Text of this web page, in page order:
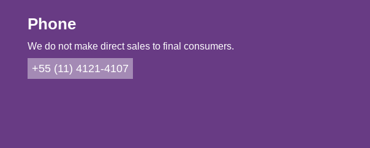
Phone
We do not make direct sales to final consumers.
+55 (11) 4121-4107